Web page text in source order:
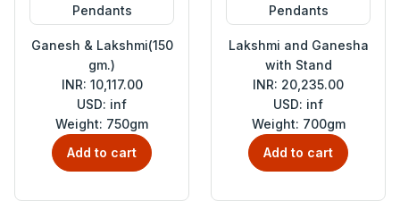
Ganesh & Lakshmi(150
gm.)
INR: 10,117.00
USD: inf
Weight: 750gm
Add to cart
Lakshmi and Ganesha
with Stand
INR: 20,235.00
USD: inf
Weight: 700gm
Add to cart